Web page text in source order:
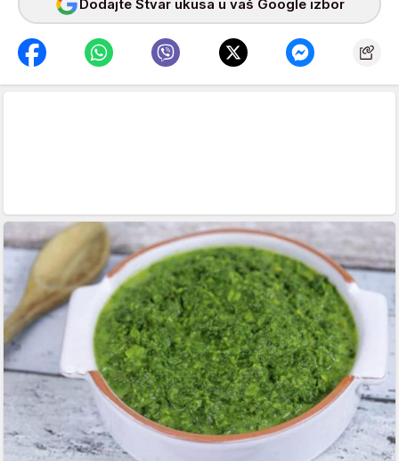
Dodajte Stvar ukusa u vaš Google izbor